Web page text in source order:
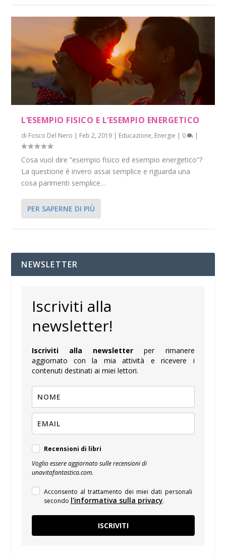
L’ESEMPIO FISICO E L’ESEMPIO ENERGETICO
di Fosco Del Nero | Feb 2, 2019 | Educazione, Energie | 0 |
Cosa vuol dire “esempio fisico ed esempio energetico”?
La questione è invero assai semplice e riguarda una
cosa parimenti semplice…
PER SAPERNE DI PIÙ
NEWSLETTER
Iscriviti alla
newsletter!
Iscriviti alla newsletter per rimanere
aggiornato con la mia attività e ricevere i
contenuti destinati ai miei lettori.
Recensioni di libri
Voglio essere aggiornato sulle recensioni di
unavitafantastica.com.
Acconsento al trattamento dei miei dati personali
secondo l'informativa sulla privacy.
ISCRIVITI